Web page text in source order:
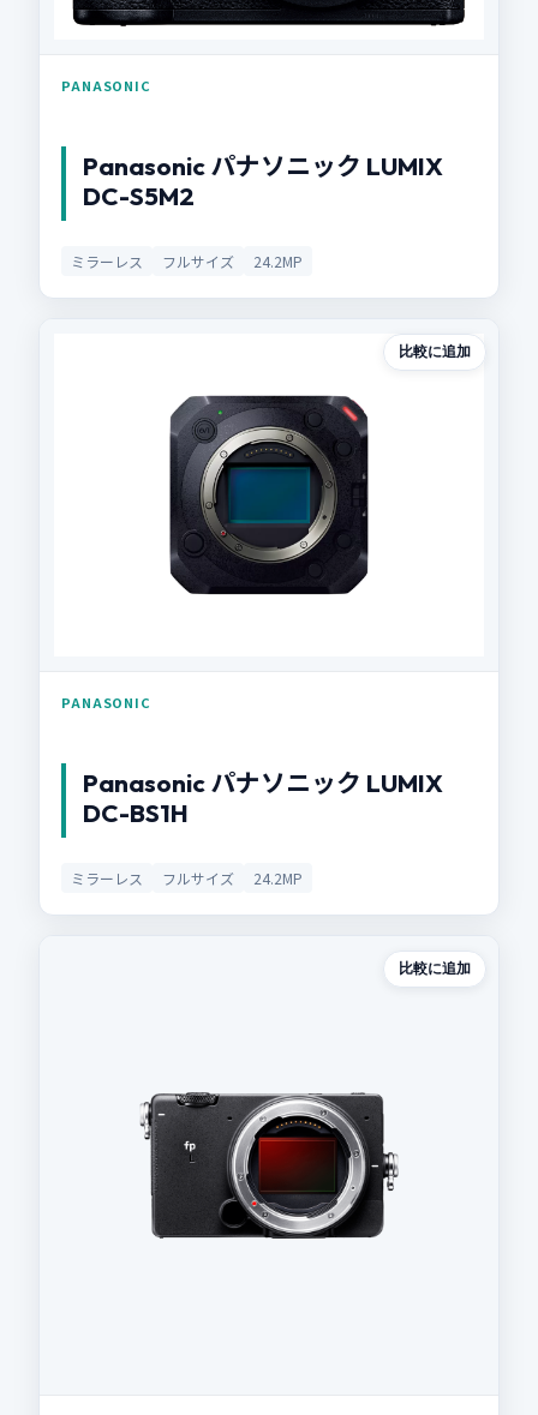
PANASONIC
Panasonic パナソニック LUMIX
DC-S5M2
ミラーレス フルサイズ 24.2MP
比較に追加
PANASONIC
Panasonic パナソニック LUMIX
DC-BS1H
ミラーレス フルサイズ 24.2MP
比較に追加